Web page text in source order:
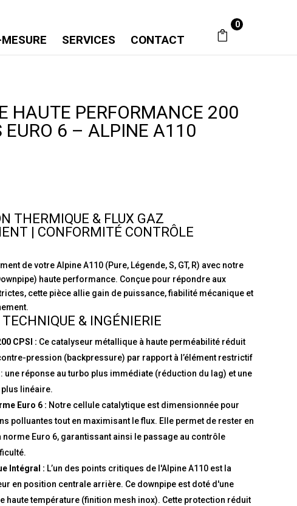
SERVICES CONTACT
0
HAUTE PERFORMANCE 200
EURO 6 – ALPINE A110
THERMIQUE & FLUX GAZ
| CONFORMITÉ CONTRÔLE
de votre Alpine A110 (Pure, Légende, S, GT, R) avec notre
haute performance. Conçue pour répondre aux
cette pièce allie gain de puissance, fiabilité mécanique et
& INGÉNIERIE
CPSI : Ce catalyseur métallique à haute perméabilité réduit
pression (backpressure) par rapport à l’élément restrictif
une réponse au turbo plus immédiate (réduction du lag) et une
linéaire.
Euro 6 : Notre cellule catalytique est dimensionnée pour
polluantes tout en maximisant le flux. Elle permet de rester en
Euro 6, garantissant ainsi le passage au contrôle
Intégral : L’un des points critiques de l'Alpine A110 est la
en position centrale arrière. Ce downpipe est doté d'une
haute température (finition mesh inox). Cette protection réduit